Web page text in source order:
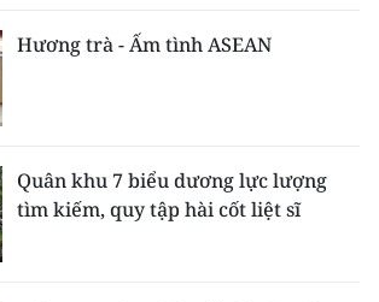
Hương trà - Ấm tình ASEAN
Quân khu 7 biểu dương lực lượng
tìm kiếm, quy tập hài cốt liệt sĩ